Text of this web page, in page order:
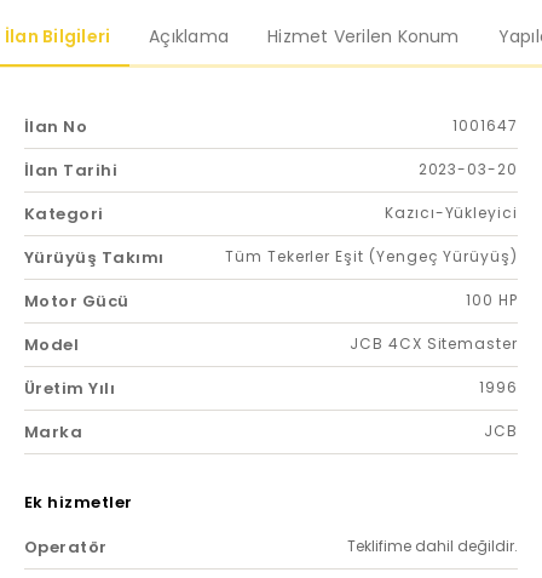
İlan Bilgileri Açıklama Hizmet Verilen Konum
İlan No 1001647
İlan Tarihi 2023-03-20
Kategori Kazıcı-Yükleyici
Yürüyüş Takımı Tüm Tekerler Eşit (Yengeç Yürüyüş)
Motor Gücü 100 HP
Model JCB 4CX Sitemaster
Üretim Yılı 1996
Marka JCB
Ek hizmetler
Operatör
Teklifime dahil değildir.